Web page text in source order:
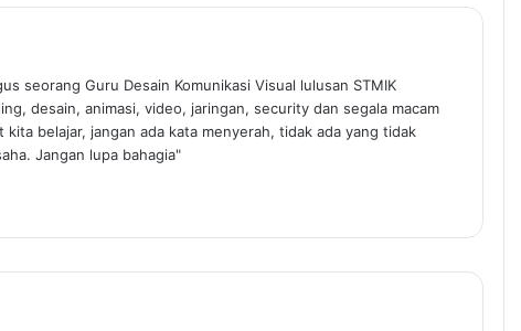
seorang Guru Desain Komunikasi Visual lulusan STMIK
desain, animasi, video, jaringan, security dan segala macam
belajar, jangan ada kata menyerah, tidak ada yang tidak
Jangan lupa bahagia"